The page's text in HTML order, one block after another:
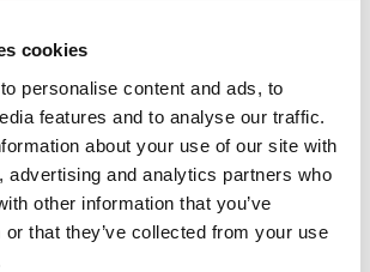
cookies
personalise content and ads, to
features and to analyse our traffic.
about your use of our site with
advertising and analytics partners who
other information that you’ve
or that they’ve collected from your use
på Grand Hotel Marstrand
Följ med en lokal fiskebåt
provsmaka ostron, krabbor och
väntar en trerätters middag i
Tenan. Föredrar du landbaserade
fina vandringsleder i området.